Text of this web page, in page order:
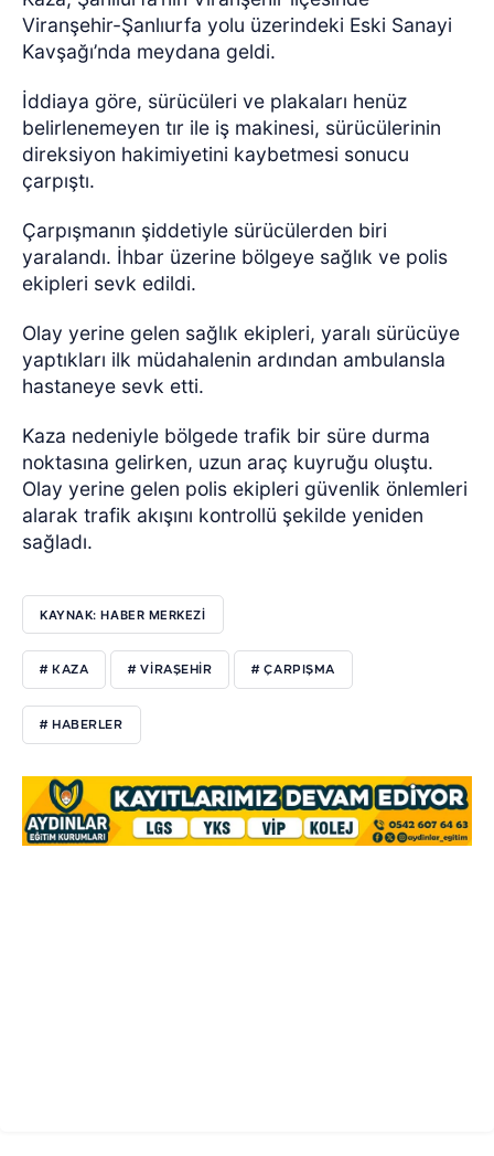
Viranşehir-Şanlıurfa yolu üzerindeki Eski Sanayi
Kavşağı’nda meydana geldi.
İddiaya göre, sürücüleri ve plakaları henüz
belirlenemeyen tır ile iş makinesi, sürücülerinin
direksiyon hakimiyetini kaybetmesi sonucu
çarpıştı.
Çarpışmanın şiddetiyle sürücülerden biri
yaralandı. İhbar üzerine bölgeye sağlık ve polis
ekipleri sevk edildi.
Olay yerine gelen sağlık ekipleri, yaralı sürücüye
yaptıkları ilk müdahalenin ardından ambulansla
hastaneye sevk etti.
Kaza nedeniyle bölgede trafik bir süre durma
noktasına gelirken, uzun araç kuyruğu oluştu.
Olay yerine gelen polis ekipleri güvenlik önlemleri
alarak trafik akışını kontrollü şekilde yeniden
sağladı.
KAYNAK: HABER MERKEZI
# KAZA # VIRAŞEHIR # ÇARPIŞMA
# HABERLER